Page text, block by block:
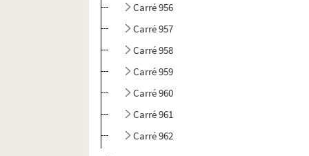
Carré 956
Carré 957
Carré 958
Carré 959
Carré 960
Carré 961
Carré 962